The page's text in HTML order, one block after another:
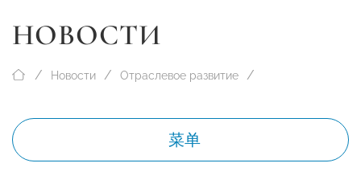
НОВОСТИ
Новости Отраслевое развитие
菜单